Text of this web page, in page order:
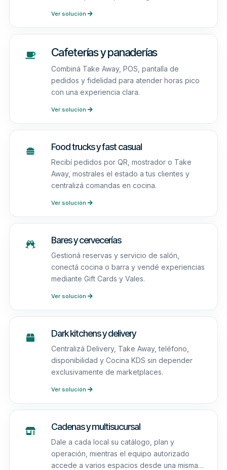
Ver solución
Cafeterías y panaderías
Combiná Take Away, POS, pantalla de
pedidos y fidelidad para atender horas pico
con una experiencia clara.
Ver solución
Food trucks y fast casual
Recibí pedidos por QR, mostrador o Take
Away, mostrales el estado a tus clientes y
centralizá comandas en cocina.
Ver solución
Bares y cervecerías
Gestioná reservas y servicio de salón,
conectá cocina o barra y vendé experiencias
mediante Gift Cards y Vales.
Ver solución
Dark kitchens y delivery
Centralizá Delivery, Take Away, teléfono,
disponibilidad y Cocina KDS sin depender
exclusivamente de marketplaces.
Ver solución
Cadenas y multisucursal
Dale a cada local su catálogo, plan y
operación, mientras el equipo autorizado
accede a varios espacios desde una misma